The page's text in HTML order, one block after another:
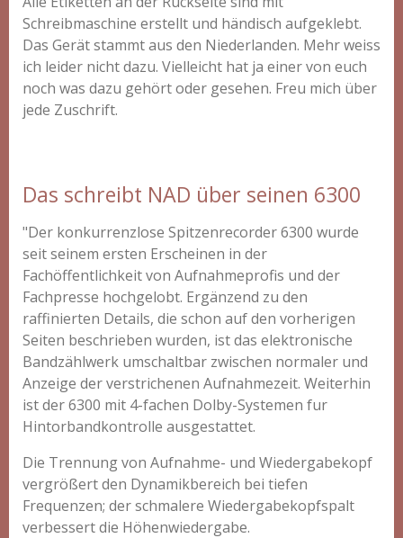
Schreibmaschine erstellt und händisch aufgeklebt.
Das Gerät stammt aus den Niederlanden. Mehr weiss
ich leider nicht dazu. Vielleicht hat ja einer von euch
noch was dazu gehört oder gesehen. Freu mich über
jede Zuschrift.
Das schreibt NAD über seinen 6300
"Der konkurrenzlose Spitzenrecorder 6300 wurde
seit seinem ersten Erscheinen in der
Fachöffentlichkeit von Aufnahmeprofis und der
Fachpresse hochgelobt. Ergänzend zu den
raffinierten Details, die schon auf den vorherigen
Seiten beschrieben wurden, ist das elektronische
Bandzählwerk umschaltbar zwischen normaler und
Anzeige der verstrichenen Aufnahmezeit. Weiterhin
ist der 6300 mit 4-fachen Dolby-Systemen fur
Hintorbandkontrolle ausgestattet.
Die Trennung von Aufnahme- und Wiedergabekopf
vergrößert den Dynamikbereich bei tiefen
Frequenzen; der schmalere Wiedergabekopfspalt
verbessert die Höhenwiedergabe.